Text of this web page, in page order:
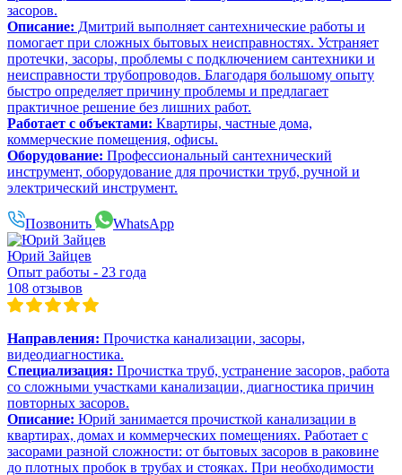
засоров.
Описание: Дмитрий выполняет сантехнические работы и
помогает при сложных бытовых неисправностях. Устраняет
протечки, засоры, проблемы с подключением сантехники и
неисправности трубопроводов. Благодаря большому опыту
быстро определяет причину проблемы и предлагает
практичное решение без лишних работ.
Работает с объектами: Квартиры, частные дома,
коммерческие помещения, офисы.
Оборудование: Профессиональный сантехнический
инструмент, оборудование для прочистки труб, ручной и
электрический инструмент.
Позвонить WhatsApp
Юрий Зайцев
Опыт работы - 23 года
108 отзывов
Направления: Прочистка канализации, засоры,
видеодиагностика.
Специализация: Прочистка труб, устранение засоров, работа
со сложными участками канализации, диагностика причин
повторных засоров.
Описание: Юрий занимается прочисткой канализации в
квартирах, домах и коммерческих помещениях. Работает с
засорами разной сложности: от бытовых засоров в раковине
до плотных пробок в трубах и стояках. При необходимости